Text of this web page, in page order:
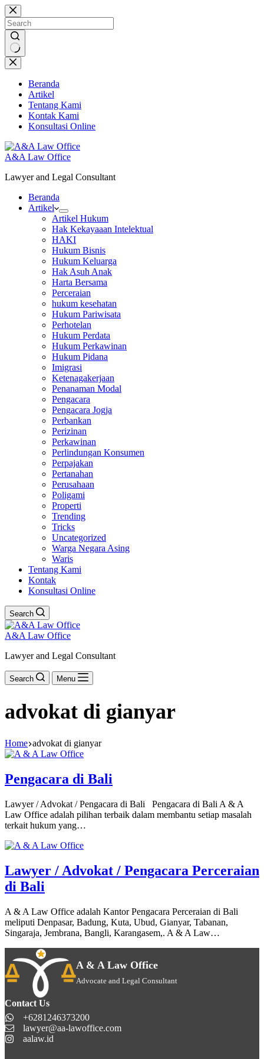
Skip
to
content
No
results
Beranda
Artikel
Tentang Kami
Kontak Kami
Konsultasi Online
A&A Law Office
Lawyer and Legal Consultant
Beranda
Artikel
Artikel Hukum
Hak Kekayaaan Intelektual
HAKI
Hukum Bisnis
Hukum Keluarga
Hak Asuh Anak
Harta Bersama
Perceraian
hukum kesehatan
Hukum Pariwisata
Perhotelan
Hukum Perdata
Hukum Perkawinan
Hukum Pidana
Imigrasi
Ketenagakerjaan
Penanaman Modal
Pengacara
Pengacara Jogja
Perbankan
Perizinan
Perkawinan
Perlindungan Konsumen
Perpajakan
Pertanahan
Perusahaan
Poligami
Properti
Trending
Tricks
Uncategorized
Warga Negara Asing
Waris
Tentang Kami
Kontak
Konsultasi Online
Search
A&A Law Office
Lawyer and Legal Consultant
Search Menu
advokat di gianyar
Home advokat di gianyar
Pengacara di Bali
Lawyer / Advokat / Pengacara di Bali Pengacara di Bali A & A
Law Office adalah pilihan terbaik dalam membantu setiap masalah
terkait hukum yang…
Lawyer / Advokat / Pengacara Perceraian
di Bali
A & A Law Office adalah Kantor Pengacara Perceraian di Bali
meliputi Denpasar, Badung, Kuta, Ubud, Gianyar, Tabanan,
Singaraja, Jembrana, Bangli, Karangasem,. A & A Law…
A & A Law Office
Advocate and Legal Consultant
Contact Us
+6281246373200
lawyer@aa-lawoffice.com
aalaw.id